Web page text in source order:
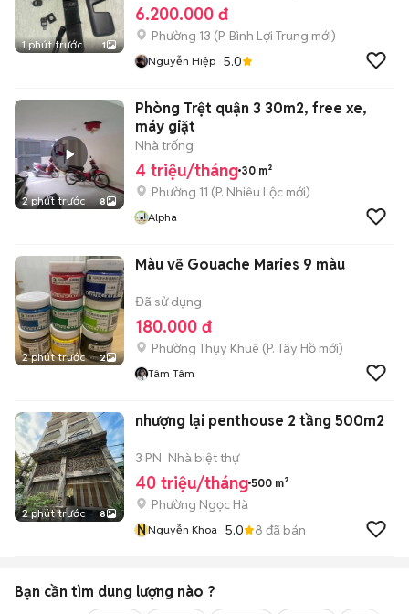
1 phút trước 1
6.200.000 đ
Phường 13 (P. Bình Lợi Trung mới)
Nguyễn Hiệp 5.0
2 phút trước 8
Phòng Trệt quận 3 30m2, free xe,
máy giặt
Nhà trống
4 triệu/tháng 30 m²
Phường 11 (P. Nhiêu Lộc mới)
Alpha
2 phút trước 2
Màu vẽ Gouache Maries 9 màu
Đã sử dụng
180.000 đ
Phường Thụy Khuê (P. Tây Hồ mới)
Tâm Tâm
2 phút trước 8
nhượng lại penthouse 2 tầng 500m2
3 PN Nhà biệt thự
40 triệu/tháng 500 m²
Phường Ngọc Hà
NNguyễn Khoa 5.0 8 đã bán
Bạn cần tìm dung lượng nào ?